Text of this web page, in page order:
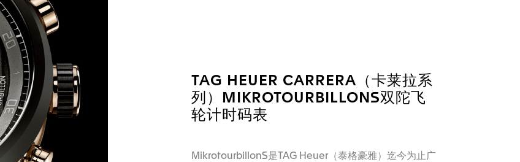
TAG HEUER CARRERA（卡莱拉系
列）MIKROTOURBILLONS双陀飞
轮计时码表
MikrotourbillonS是TAG Heuer（泰格豪雅）迄今为止广